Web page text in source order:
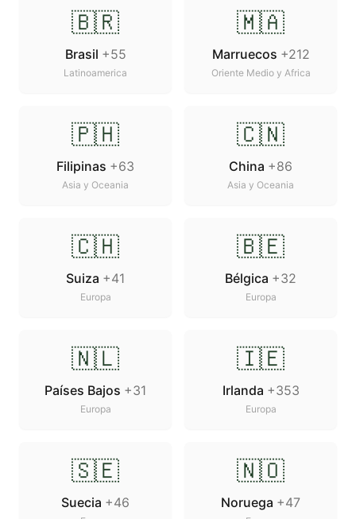
🇧🇷
Brasil +55
Latinoamerica
🇲🇦
Marruecos +212
Oriente Medio y Africa
🇵🇭
Filipinas +63
Asia y Oceania
🇨🇳
China +86
Asia y Oceania
🇨🇭
Suiza +41
Europa
🇧🇪
Bélgica +32
Europa
🇳🇱
Países Bajos +31
Europa
🇮🇪
Irlanda +353
Europa
🇸🇪
Suecia +46
🇳🇴
Noruega +47